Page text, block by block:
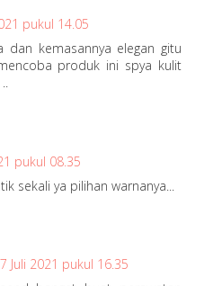
pukul 14.05
dan kemasannya elegan gitu
produk ini spya kulit
pukul 08.35
sekali ya pilihan warnanya...
Juli 2021 pukul 16.35